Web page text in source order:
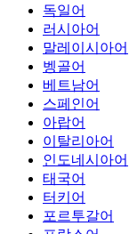
독일어
러시아어
말레이시아어
벵골어
베트남어
스페인어
아랍어
이탈리아어
인도네시아어
태국어
터키어
포르투갈어